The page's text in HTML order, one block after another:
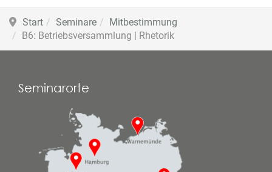
Start Seminare
Mitbestimmung
B6: Betriebsversammlung | Rhetorik
Seminarorte